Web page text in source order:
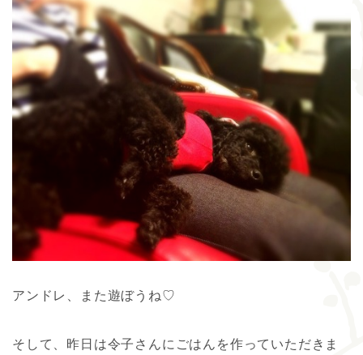
アンドレ、また遊ぼうね♡
そして、昨日は令子さんにごはんを作っていただきま